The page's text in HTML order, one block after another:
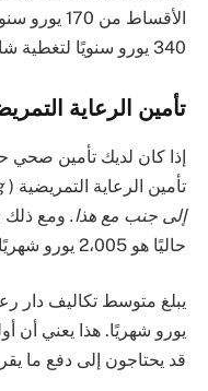
الأقساط
340 يورو سنويًا لتغطية شاملة.
تأمين الرعاية
إذا كان لديك تأمين صحي
تأمين الرعاية التمريضية (
إلى جنب مع هذا. ومع ذلك
حاليًا هو 2،005 يورو شهريًا.
يورو شهريًا. هذا يعني أن
قد يحتاجون إلى دفع ما يقرب من 12000 يورو